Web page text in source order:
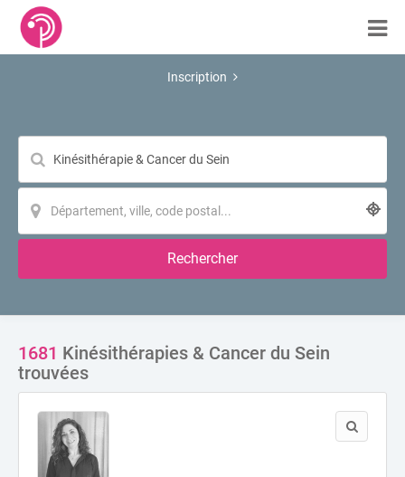
Inscription
Rechercher
1681 Kinésithérapies & Cancer du Sein
trouvées